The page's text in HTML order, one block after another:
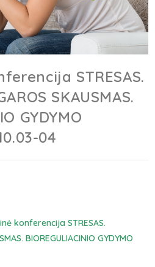
STRESAS.
SKAUSMAS.
GYDYMO
04
konferencija STRESAS.
BIOREGULIACINIO GYDYMO